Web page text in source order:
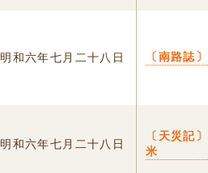
明和六年七月二十八日 〔南路誌〕
明和六年七月二十八日
〔天災記
米